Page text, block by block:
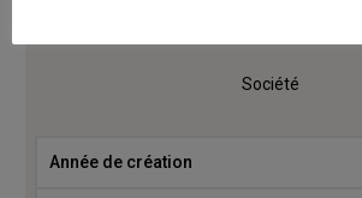
Société
Année de création